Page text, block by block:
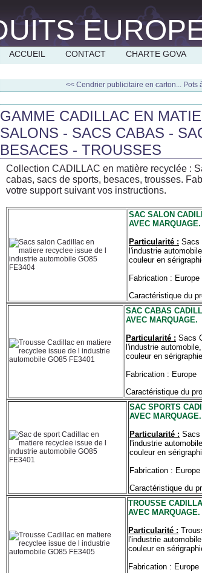
ACCUEIL CONTACT CHARTE GOVA
<< Cendrier publicitaire en carton... Pots
GAMME CADILLAC EN
SALONS - SACS CABAS -
BESACES - TROUSSES
Collection CADILLAC en matière recyclée :
cabas, sacs de sports, besaces, trousses.
votre support suivant vos instructions.
SAC SALON
AVEC MARQUAGE.
Particularité : Sacs
l'industrie
couleur en
Fabrication : Europe
Caractéristique du
SAC CABAS
AVEC MARQUAGE.
Particularité : Sacs
l'industrie
couleur en
Fabrication : Europe
Caractéristique du
SAC SPORTS
AVEC MARQUAGE.
Particularité : Sacs
l'industrie
couleur en
Fabrication : Europe
Caractéristique du
TROUSSE
AVEC MARQUAGE.
Particularité :
l'industrie
couleur en
Fabrication : Europe